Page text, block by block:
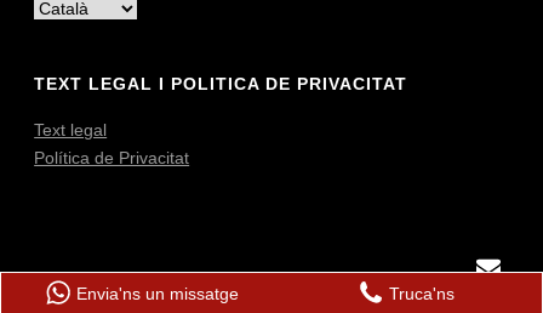
TEXT LEGAL I POLITICA DE PRIVACITAT
Text legal
Política de Privacitat
Propietat d'Agrupació Parroquial de Calella, Sant Cebrià i Sant Pol (2025)
· Tots els drets reservats.
Envia'ns un missatge Truca'ns